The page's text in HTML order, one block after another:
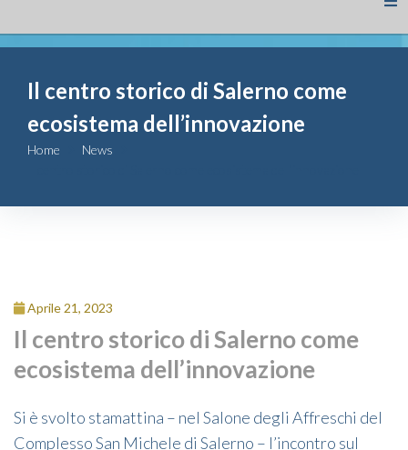
Fondazione
Attività
Contributi
Comunicazione
Contatti
Il centro storico di Salerno come
ecosistema dell’innovazione
Home
News
Aprile 21, 2023
Il centro storico di Salerno come
ecosistema dell’innovazione
Si è svolto stamattina – nel Salone degli Affreschi del
Complesso San Michele di Salerno – l’incontro sul